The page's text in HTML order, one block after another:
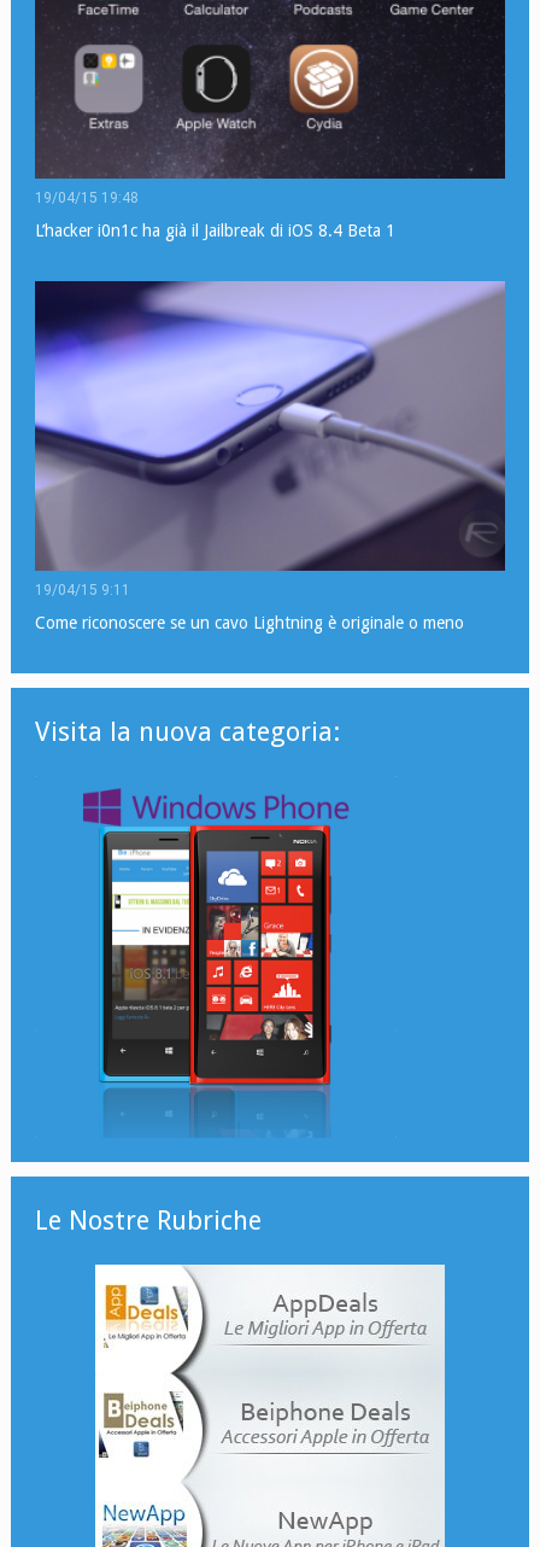
19/04/15 19:48
L’hacker i0n1c ha già il Jailbreak di iOS 8.4 Beta 1
19/04/15 9:11
Come riconoscere se un cavo Lightning è originale o meno
Visita la nuova categoria:
Le Nostre Rubriche